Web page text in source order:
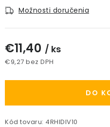
ZNAČKY
Podmienky ochrany
Spôsoby platby
Kontakt / Právne údaje
Možnosti doručenia
€11,40 / ks
€9,27 bez DPH
DO
Kód tovaru: 4RHIDIV10